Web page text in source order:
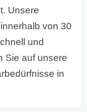
Unsere
von 30
und
Sie auf unsere
in